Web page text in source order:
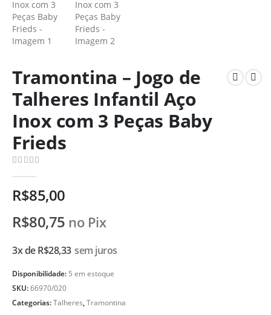
Tramontina – Jogo de
Talheres Infantil Aço
Inox com 3 Peças Baby
Frieds
R$85,00
R$80,75 no Pix
3x deR$28,33 sem juros
Disponibilidade: 5 em estoque
SKU:66970/020
Categorias:Talheres,Tramontina